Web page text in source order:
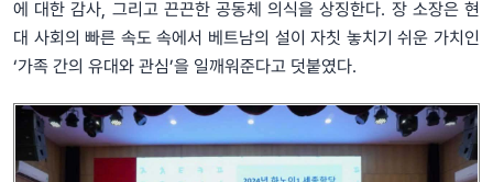
에 대한 감사, 그리고 끈끈한 공동체 의식을 상징한다. 장 소장은 현
대 사회의 빠른 속도 속에서 베트남의 설이 자칫 놓치기 쉬운 가치인
‘가족 간의 유대와 관심’을 일깨워준다고 덧붙였다.